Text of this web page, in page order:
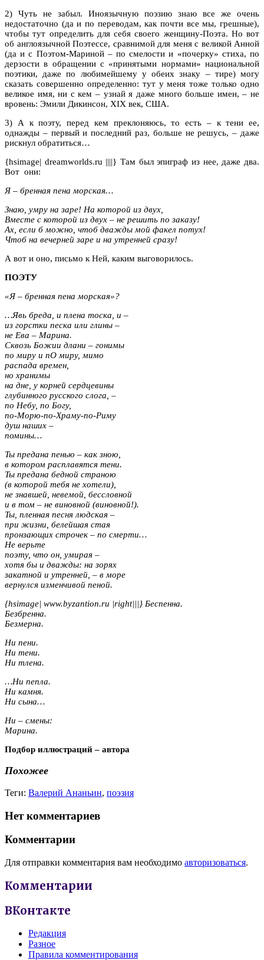
2) Чуть не забыл. Иноязычную поэзию знаю все же очень
недостаточно (да и по переводам, как почти все мы, грешные),
чтобы тут определить для себя своего женщину-Поэта. Но вот
об англоязычной Поэтессе, сравнимой для меня с великой Анной
(да и с Поэтом-Мариной – по смелости и «почерку» стиха, по
дерзости в обращении с «принятыми нормами» национальной
поэтики, даже по любимейшему у обеих знаку – тире) могу
сказать совершенно определенно: тут у меня тоже только одно
великое имя, ни с кем – узнай я даже много больше имен, – не
вровень: Эмили Дикинсон, XIX век, США.
3) А к поэту, перед кем преклоняюсь, то есть – к тени ее,
однажды – первый и последний раз, больше не решусь, – даже
рискнул обратиться…
{hsimage| dreamworlds.ru ||||} Там был эпиграф из нее, даже два.
Вот они:
Я – бренная пена морская…
Знаю, умру на заре! На которой из двух,
Вместе с которой из двух – не решить по заказу!
Ах, если б можно, чтоб дважды мой факел потух!
Чтоб на вечерней заре и на утренней сразу!
А вот и оно, письмо к Ней, каким выговорилось.
ПОЭТУ
«Я – бренная пена морская»?
…Явь бреда, и плена тоска, и –
из горстки песка или глины –
не Ева – Марина.
Сквозь Божии длани – гонимы
по миру и пО миру, мимо
распада времен,
но хранимы
на дне, у корней сердцевины
глубинного русского слога, –
по Небу, по Богу,
по-Морю-по-Храму-по-Риму
душ наших –
помины…
Ты предана пенью – как зною,
в котором расплавятся тени.
Ты предана бедной страною
(в которой тебя не хотели),
не знавшей, невемой, бессловной
и в том – не виновной (виновной!).
Ты, пленная песня людская –
при жизни, белейшая стая
пронзающих строчек – по смерти…
Не верьте
поэту, что он, умирая –
хотя бы и дважды: на зорях
закатной и утренней, – в море
вернулся изменчивой пеной.
{hsimage| www.byzantion.ru |right|||} Беспенна.
Безбренна.
Безмерна.
Ни пени.
Ни тени.
Ни тлена.
…Ни пепла.
Ни камня.
Ни сына…
Ни – смены:
Марина.
Подбор иллюстраций – автора
Похожее
Теги: Валерий Ананьин, поэзия
Нет комментариев
Комментарии
Для отправки комментария вам необходимо авторизоваться.
Комментарии
ВКонтакте
Редакция
Разное
Правила комментирования